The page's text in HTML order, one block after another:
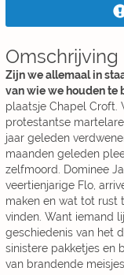
Omschrijving
Zijn we allemaal in
van wie we houden te
plaatsje Chapel Croft.
protestantse
jaar geleden
maanden geleden
zelfmoord. Dominee
veertienjarige Flo,
maken en wat tot rust
vinden. Want iemand
geschiedenis van het
sinistere pakketjes en
van brandende